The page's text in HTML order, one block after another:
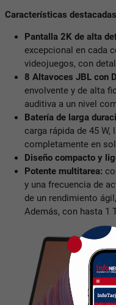
Características
Pantalla 2K de alta
excepcional en cada
videojuegos, con
8 Altavoces JBL con
envolvente y de alta
auditiva a un nivel
Batería de larga
carga rápida de 45 W,
completamente en
Diseño compacto y
Potente multitarea:
y una frecuencia de
de un rendimiento
Además, con hasta 1